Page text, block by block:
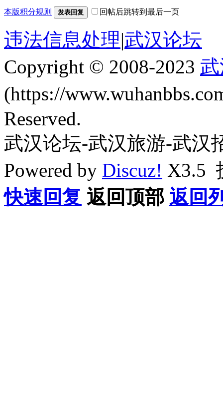
本版积分规则 发表回复 回帖后跳转到最后一页
违法信息处理|武汉论坛
Copyright © 2008-2023
(https://
Reserved.
武汉论坛-武汉旅游-武汉
Powered by Discuz! X3.5
快速回复 返回顶部 返回